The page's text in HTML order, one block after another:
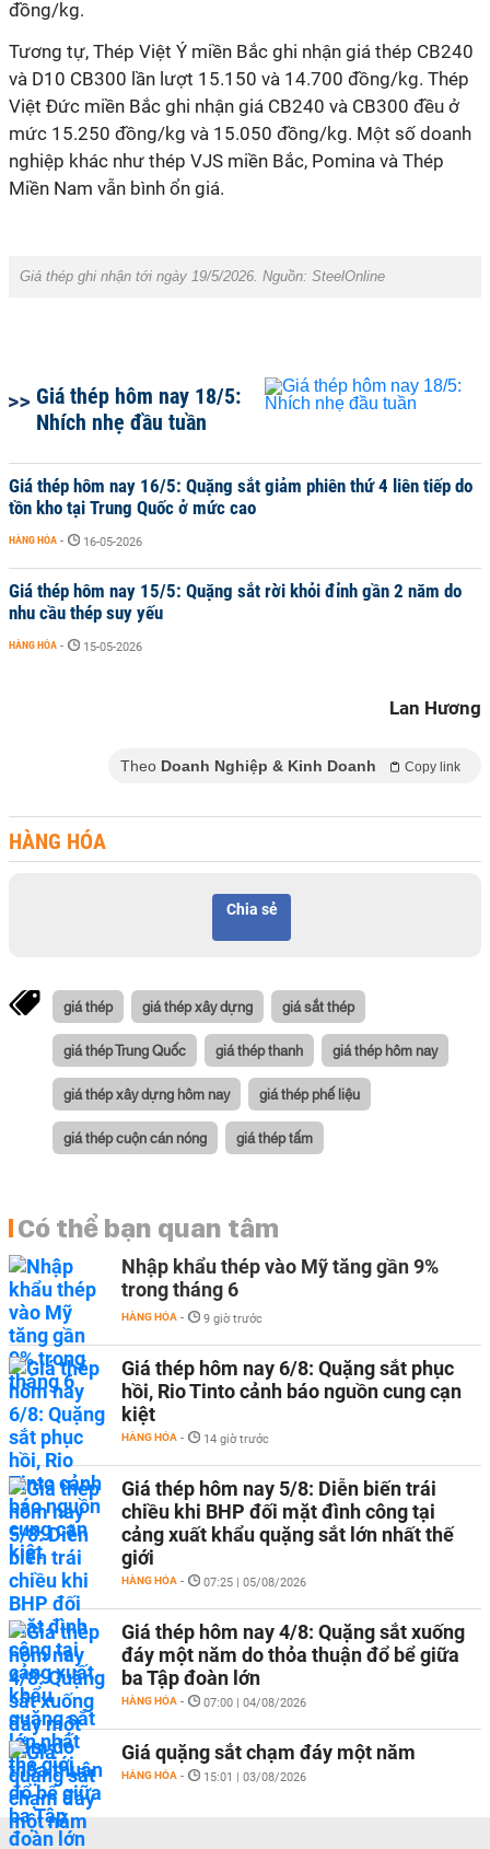
đồng/kg.
Tương tự, Thép Việt Ý miền Bắc ghi nhận giá thép CB240
và D10 CB300 lần lượt 15.150 và 14.700 đồng/kg. Thép
Việt Đức miền Bắc ghi nhận giá CB240 và CB300 đều ở
mức 15.250 đồng/kg và 15.050 đồng/kg. Một số doanh
nghiệp khác như thép VJS miền Bắc, Pomina và Thép
Miền Nam vẫn bình ổn giá.
Giá thép ghi nhận tới ngày 19/5/2026. Nguồn: SteelOnline
Giá thép hôm nay 18/5:
Nhích nhẹ đầu tuần
Giá thép hôm nay 16/5: Quặng sắt giảm phiên thứ 4 liên tiếp do
tồn kho tại Trung Quốc ở mức cao
HÀNG HÓA - 16-05-2026
Giá thép hôm nay 15/5: Quặng sắt rời khỏi đỉnh gần 2 năm do
nhu cầu thép suy yếu
HÀNG HÓA - 15-05-2026
Lan Hương
Theo Doanh Nghiệp & Kinh Doanh Copy link
HÀNG HÓA
Chia sẻ
giá thép giá thép xây dựng giá sắt thép
giá thép Trung Quốc giá thép thanh giá thép hôm nay
giá thép xây dựng hôm nay giá thép phế liệu
giá thép cuộn cán nóng giá thép tấm
Có thể bạn quan tâm
Nhập khẩu thép vào Mỹ tăng gần 9%
trong tháng 6
HÀNG HÓA - 9 giờ trước
Giá thép hôm nay 6/8: Quặng sắt phục
hồi, Rio Tinto cảnh báo nguồn cung cạn
kiệt
HÀNG HÓA - 14 giờ trước
Giá thép hôm nay 5/8: Diễn biến trái
chiều khi BHP đối mặt đình công tại
cảng xuất khẩu quặng sắt lớn nhất thế
giới
HÀNG HÓA - 07:25 | 05/08/2026
Giá thép hôm nay 4/8: Quặng sắt xuống
đáy một năm do thỏa thuận đổ bể giữa
ba Tập đoàn lớn
HÀNG HÓA - 07:00 | 04/08/2026
Giá quặng sắt chạm đáy một năm
HÀNG HÓA - 15:01 | 03/08/2026